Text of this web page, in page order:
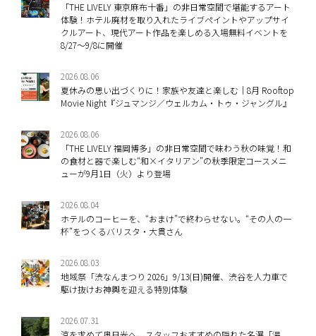
「THE LIVELY 東京麻布十番」の非日常空間で堪能するアート
体験！ホテル廃材を取り入れたライブペイントやアップサイ
クルアート、現代アート作品を楽しめる入場無料イベントを
8/27～9/8に開催
2026.08.06
夏休みの思い出づくりに！家族や友達と楽しむ｜8月 Rooftop
Movie Night『ジュマンジ／ウェルカム・トゥ・ジャングル』
2026.08.06
「THE LIVELY 福岡博多」の非日常空間で味わう秋の味覚！和
の食材と器で楽しむ“和×イタリアン”の秋季限定コースメニ
ューが9月1日（火）より登場
2026.08.04
ホテルのコーヒーを、“おまけ”で終わらせない。“その人の一
杯”をつくるバリスタ・大貫さん
2026.08.03
地域祭「渋なんまつり 2026」9/13(日)開催、渋谷を人力車で
駆け抜けお神輿を迎える特別体験
2026.07.31